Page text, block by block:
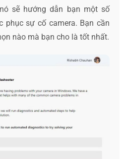
sẽ hướng dẫn bạn một số
phục sự cố camera. Bạn cần
nào mà bạn cho là tốt nhất.